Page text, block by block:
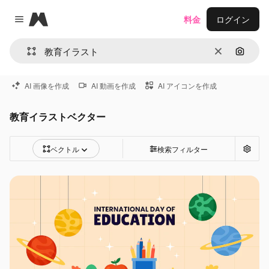
Close menu
Magnific
消去 画像で
料金 ログイン
AI 画像を作成 AI 動画を作成 AI アイコンを作成
教育イラストベクター
ベクトル 検索フィルター